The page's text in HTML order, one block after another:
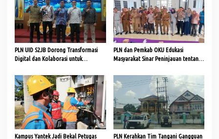
s
i
p
o
s
PLN UID S2JB Dorong Transformasi
Digital dan Kolaborasi untuk
PLN dan Pemkab OKU Edukasi
Masyarakat Sinar Peninjauan tentang
Kampus Yantek Jadi Bekal Petugas PLN Kerahkan Tim Tangani Gangguan